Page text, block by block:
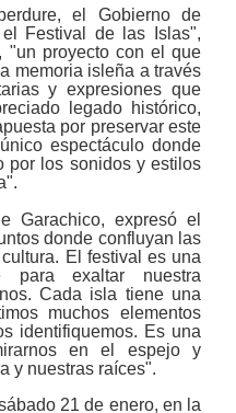
el Gobierno de
Festival de las Islas",
"un proyecto con el que
memoria isleña a través
y expresiones que
legado histórico,
por preservar este
espectáculo donde
por los sonidos y estilos
Garachico, expresó el
donde confluyan las
El festival es una
para exaltar nuestra
Cada isla tiene una
muchos elementos
identifiquemos. Es una
en el espejo y
y nuestras raíces".
21 de enero, en la